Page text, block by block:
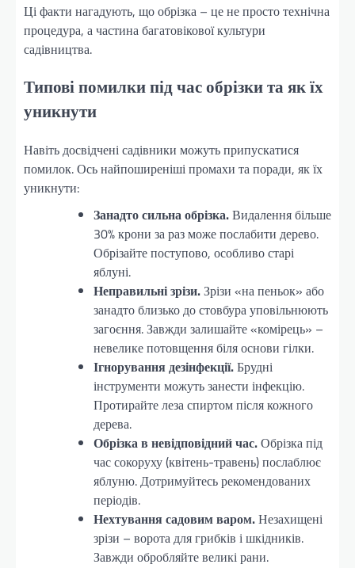
Ці факти нагадують, що обрізка – це не просто технічна
процедура, а частина багатовікової культури
садівництва.
Типові помилки під час обрізки та як їх
уникнути
Навіть досвідчені садівники можуть припускатися
помилок. Ось найпоширеніші промахи та поради, як їх
уникнути:
Занадто сильна обрізка.Видалення більше
30% крони за раз може послабити дерево.
Обрізайте поступово, особливо старі
яблуні.
Неправильні зрізи.Зрізи «на пеньок» або
занадто близько до стовбура уповільнюють
загоєння. Завжди залишайте «комірець» –
невелике потовщення біля основи гілки.
Ігнорування дезінфекції.Брудні
інструменти можуть занести інфекцію.
Протирайте леза спиртом після кожного
дерева.
Обрізка в невідповідний час.Обрізка під
час сокоруху (квітень-травень) послаблює
яблуню. Дотримуйтесь рекомендованих
періодів.
Нехтування садовим варом.Незахищені
зрізи – ворота для грибків і шкідників.
Завжди обробляйте великі рани.